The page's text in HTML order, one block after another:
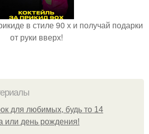
в стиле 90 х и получай подарки
от руки вверх!
для любимых, будь то 14
или день рождения!